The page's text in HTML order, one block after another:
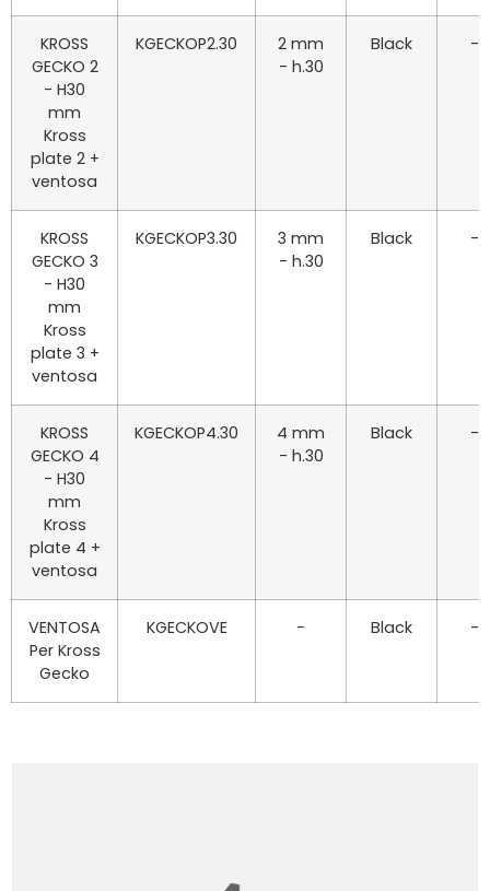
KROSS
GECKO 2
- H30
mm
Kross
plate 2 +
ventosa
KGECKOP2.30
2 mm
- h.30
Black -
KROSS
GECKO 3
- H30
mm
Kross
plate 3 +
ventosa
KGECKOP3.30
3 mm
- h.30
Black -
KROSS
GECKO 4
- H30
mm
Kross
plate 4 +
ventosa
KGECKOP4.30
4 mm
- h.30
Black -
VENTOSA
Per Kross
Gecko
KGECKOVE - Black -